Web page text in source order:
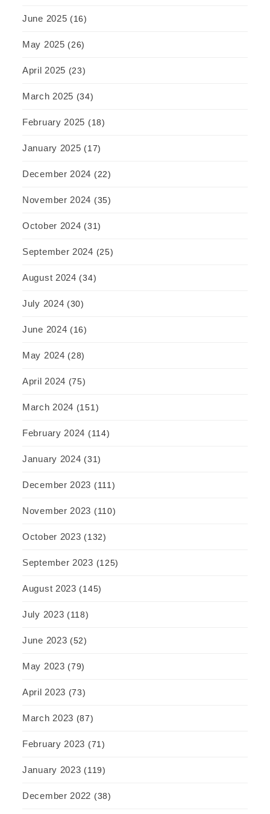
June 2025 (16)
May 2025 (26)
April 2025 (23)
March 2025 (34)
February 2025 (18)
January 2025 (17)
December 2024 (22)
November 2024 (35)
October 2024 (31)
September 2024 (25)
August 2024 (34)
July 2024 (30)
June 2024 (16)
May 2024 (28)
April 2024 (75)
March 2024 (151)
February 2024 (114)
January 2024 (31)
December 2023 (111)
November 2023 (110)
October 2023 (132)
September 2023 (125)
August 2023 (145)
July 2023 (118)
June 2023 (52)
May 2023 (79)
April 2023 (73)
March 2023 (87)
February 2023 (71)
January 2023 (119)
December 2022 (38)